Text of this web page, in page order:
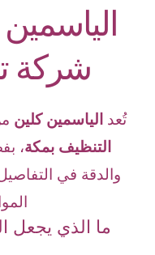
شركة
تُعد الياسمين كلين
التنظيف بمكة،
والدقة في
ما الذي يجعل